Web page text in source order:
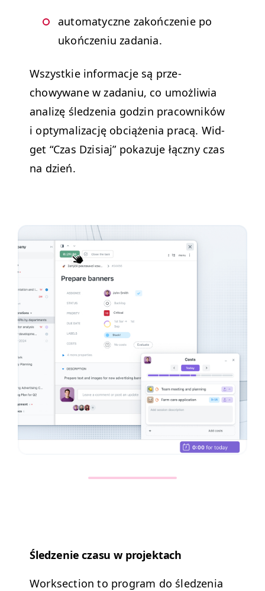
automaty­czne zakończe­nie po
ukończe­niu zadania.
Wszys­tkie infor­ma­c­je są prze­
chowywane w zada­niu, co umożli­wia
anal­izę śledzenia godzin pra­cown­ików
i opty­mal­iza­cję obciąże­nia pracą. Wid­
get “Czas Dzisi­aj” pokazu­je łączny czas
na dzień.
Śledze­nie cza­su w projektach
Work­sec­tion to pro­gram do śledzenia